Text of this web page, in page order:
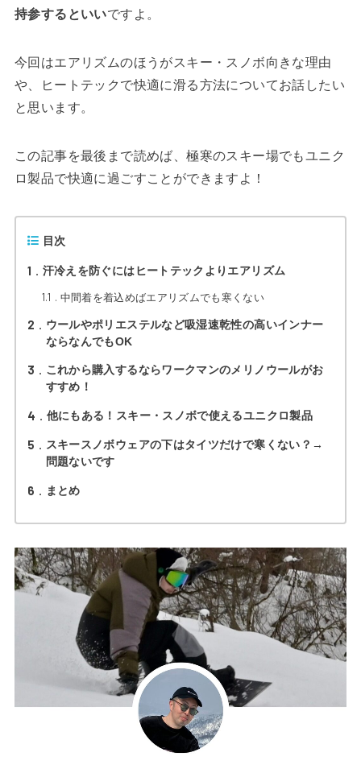
持参するといいですよ。
今回はエアリズムのほうがスキー・スノボ向きな理由
や、ヒートテックで快適に滑る方法についてお話したい
と思います。
この記事を最後まで読めば、極寒のスキー場でもユニク
ロ製品で快適に過ごすことができますよ！
目次
1 汗冷えを防ぐにはヒートテックよりエアリズム
1.1 中間着を着込めばエアリズムでも寒くない
2
ウールやポリエステルなど吸湿速乾性の高いインナー
ならなんでもOK
3
これから購入するならワークマンのメリノウールがお
すすめ！
4 他にもある！スキー・スノボで使えるユニクロ製品
5
スキースノボウェアの下はタイツだけで寒くない？→
問題ないです
6 まとめ